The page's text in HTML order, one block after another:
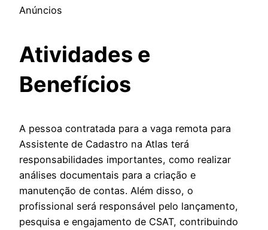
Anúncios
Atividades e
Benefícios
A pessoa contratada para a vaga remota para
Assistente de Cadastro na Atlas terá
responsabilidades importantes, como realizar
análises documentais para a criação e
manutenção de contas. Além disso, o
profissional será responsável pelo lançamento,
pesquisa e engajamento de CSAT, contribuindo